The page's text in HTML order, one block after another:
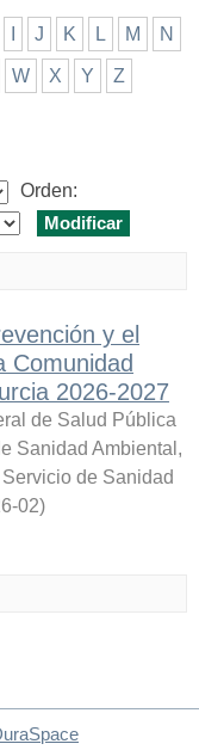
J K L M N
W X Y Z
Orden:
y el
Comunidad
2026-2027
de Salud Pública
Sanidad Ambiental,
de Sanidad
02)